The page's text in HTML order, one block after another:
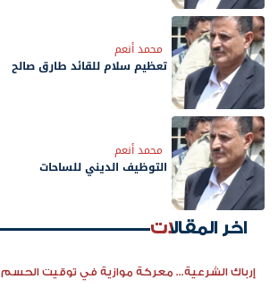
محمد أنعم
‏تعظيم سلام للقائد طارق صالح
محمد أنعم
التوظيف الديني للساحات
اخر المقالات
إرباك الشرعية... معركة موازية في توقيت الحسم